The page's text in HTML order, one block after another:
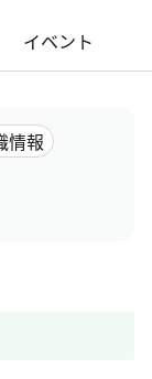
イベント
情報